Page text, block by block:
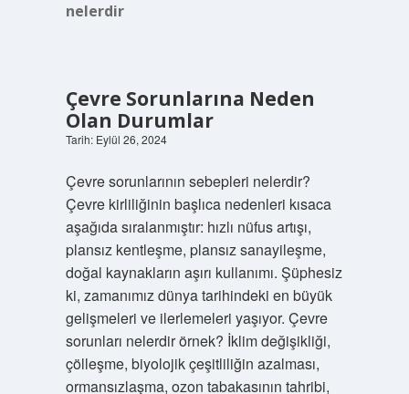
nelerdir
Çevre Sorunlarına Neden
Olan Durumlar
Tarih: Eylül 26, 2024
Çevre sorunlarının sebepleri nelerdir?
Çevre kirliliğinin başlıca nedenleri kısaca
aşağıda sıralanmıştır: hızlı nüfus artışı,
plansız kentleşme, plansız sanayileşme,
doğal kaynakların aşırı kullanımı. Şüphesiz
ki, zamanımız dünya tarihindeki en büyük
gelişmeleri ve ilerlemeleri yaşıyor. Çevre
sorunları nelerdir örnek? İklim değişikliği,
çölleşme, biyolojik çeşitliliğin azalması,
ormansızlaşma, ozon tabakasının tahribi,